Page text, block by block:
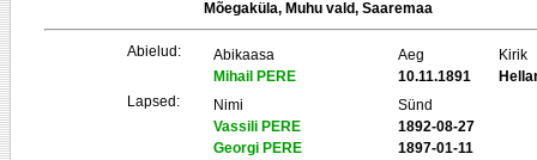
Mõegaküla, Muhu vald, Saaremaa
Abielud: Abikaasa Aeg
Kirik
Mihail PERE
10.11.1891
Lapsed:
Nimi
Sünd
Vassili PERE
1892-08-27
Georgi PERE
1897-01-11